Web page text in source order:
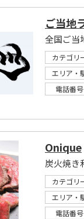
ご当地
全国ご当
カテゴリ
エリア・
電話番号
Onique
炭火焼き
カテゴリ
エリア・
電話番号